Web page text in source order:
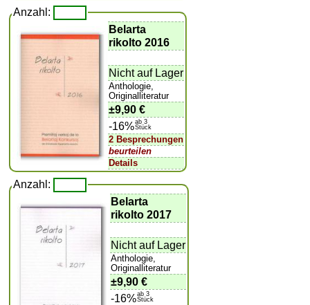
Anzahl:
Belarta
rikolto 2016
Nicht auf Lager
Anthologie,
Originalliteratur
±9,90 €
-16%ab 3
Stück
2 Besprechungen
beurteilen
Details
Anzahl:
Belarta
rikolto 2017
Nicht auf Lager
Anthologie,
Originalliteratur
±9,90 €
-16%ab 3
Stück